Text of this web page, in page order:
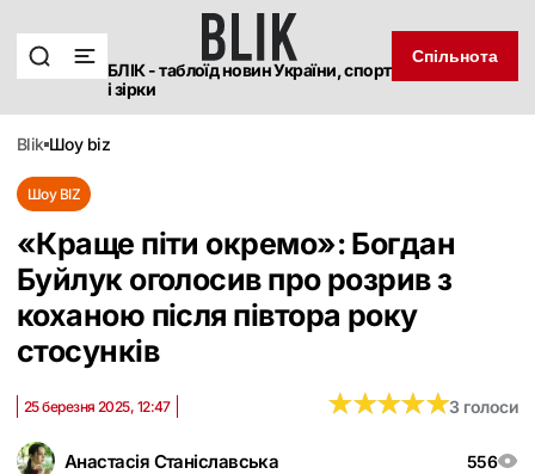
БЛІК - таблоїд новин України, спорт
і зірки
Спільнота
blik шоу biz
Шоу BIZ
«Краще піти окремо»: Богдан
Буйлук оголосив про розрив з
коханою після півтора року
стосунків
Анастасія Станіславська 556
25 березня 2025, 12:47 ★★★★★
★★★★★3 голоси